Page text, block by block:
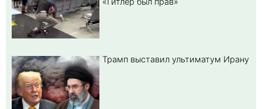
Трамп выставил ультиматум Ирану